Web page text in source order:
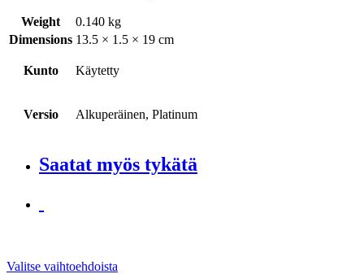
Weight
0.140 kg
Dimensions 13.5 × 1.5 × 19 cm
Kunto Käytetty
Versio Alkuperäinen, Platinum
Saatat myös tykätä
Valitse vaihtoehdoista